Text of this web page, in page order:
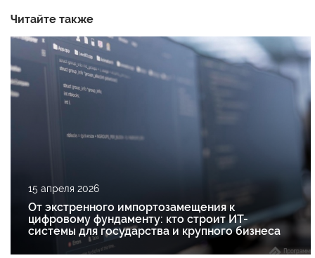
Читайте также
15 апреля 2026
От экстренного импортозамещения к
цифровому фундаменту: кто строит ИТ-
системы для государства и крупного бизнеса